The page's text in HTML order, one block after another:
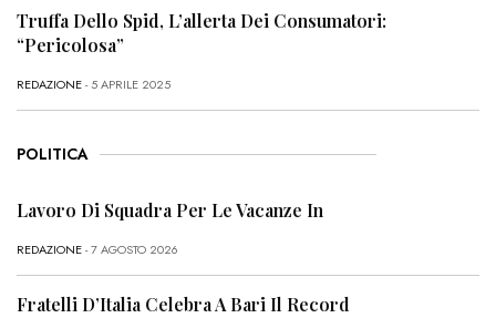
Truffa Dello Spid, L’allerta Dei Consumatori:
“Pericolosa”
REDAZIONE- 5 APRILE 2025
POLITICA
Lavoro Di Squadra Per Le Vacanze In
REDAZIONE- 7 AGOSTO 2026
Fratelli D’Italia Celebra A Bari Il Record